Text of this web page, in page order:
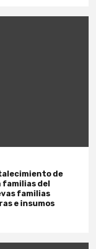
de
del
familias
e insumos